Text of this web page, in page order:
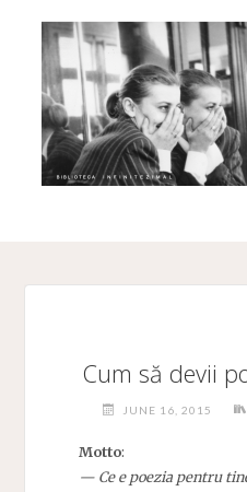
Cum să devii
JUNE 16, 2015
Motto:
— Ce e poezia pentru